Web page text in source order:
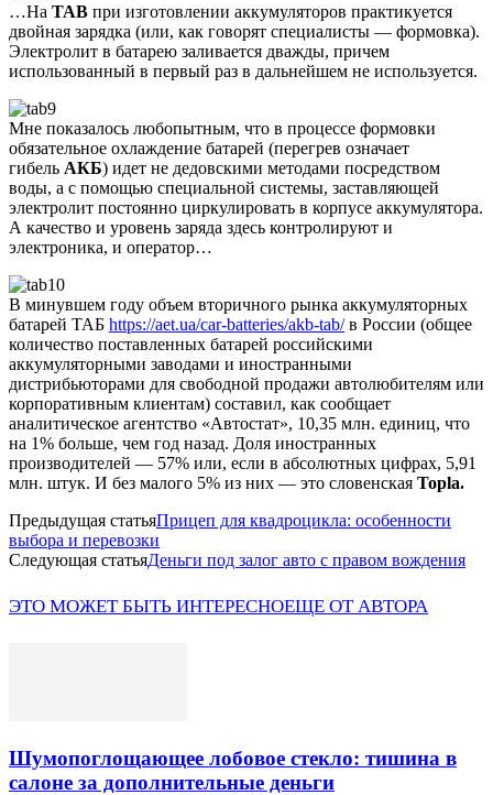
…На TAB при изготовлении аккумуляторов практикуется
двойная зарядка (или, как говорят специалисты — формовка).
Электролит в батарею заливается дважды, причем
использованный в первый раз в дальнейшем не используется.
Мне показалось любопытным, что в процессе формовки
обязательное охлаждение батарей (перегрев означает
гибель АКБ) идет не дедовскими методами посредством
воды, а с помощью специальной системы, заставляющей
электролит постоянно циркулировать в корпусе аккумулятора.
А качество и уровень заряда здесь контролируют и
электроника, и оператор…
В минувшем году объем вторичного рынка аккумуляторных
батарей ТАБ https://aet.ua/car-batteries/akb-tab/в России (общее
количество поставленных батарей российскими
аккумуляторными заводами и иностранными
дистрибьюторами для свободной продажи автолюбителям или
корпоративным клиентам) составил, как сообщает
аналитическое агентство «Автостат», 10,35 млн. единиц, что
на 1% больше, чем год назад. Доля иностранных
производителей — 57% или, если в абсолютных цифрах, 5,91
млн. штук. И без малого 5% из них — это словенская Topla.
Предыдущая статьяПрицеп для квадроцикла: особенности
выбора и перевозки
Следующая статьяДеньги под залог авто с правом вождения
ЭТО МОЖЕТ БЫТЬ ИНТЕРЕСНОЕЩЕ ОТ АВТОРА
Шумопоглощающее лобовое стекло: тишина в
салоне за дополнительные деньги